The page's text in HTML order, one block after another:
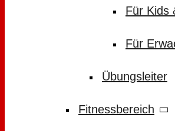
Für Kids
Für
Übungsleiter
Fitnessbereich